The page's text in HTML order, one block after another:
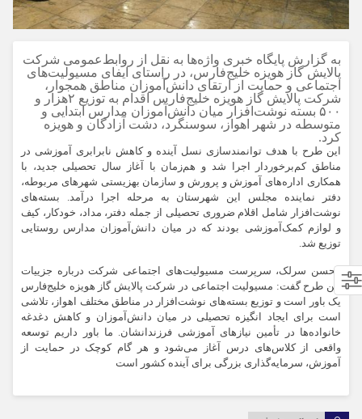
به گزارش پایگاه خبری واژه‌ها به نقل از روابط‌عمومی شرکت
پالایش گاز هویزه خلیج‌فارس، در راستای ایفای مسیولیت‌های
اجتماعی و حمایت از ارتقای دانش‌آموزان مناطق همجوار،
شرکت پالایش گاز هویزه خلیج‌فارس اقدام به توزیع ۲هزار و
۵۰۰ بسته نوشت‌افزار میان دانش‌آموزان مدارس ابتدایی و
متوسطه در شهر اهواز، سوسنگرد، دشت آزادگان و هویزه
کرد.
این طرح با هدف توانمندسازی نسل آینده و کاهش نابرابری آموزشی در
مناطق کم‌برخوردار اجرا شد و هم‌زمان با آغاز سال تحصیلی جدید، با
همکاری اداره‌های آموزش و پرورش و سازمان بهزیستی شهرهای مربوطه،
دفتر نماینده مجلس این شهرستان به مرحله اجرا درآمد. بسته‌های
نوشت‌افزار شامل اقلام ضروری تحصیلی از جمله دفتر، مداد، خودکار، کیف
و لوازم کمک‌آموزشی بودند که در میان دانش‌آموزان مدارس روستایی
توزیع شد.
محسن سرلک، سرپرست مسیولیت‌های اجتماعی شرکت درباره جزییات
این طرح گفت: مسیولیت اجتماعی در شرکت پالایش گاز هویزه خلیج‌فارس
یک باور است و توزیع بسته‌های نوشت‌افزار در مناطق مختلف اهواز، تلاشی
است برای ایجاد انگیزه تحصیلی در میان دانش‌آموزان و کاهش دغدغه
خانواده‌ها در تأمین نیازهای آموزشی فرزندانشان. ما باور داریم توسعه
واقعی از کلاس‌های درس آغاز می‌شود و هر گام کوچک در حمایت از
آموزش، سرمایه‌گذاری بزرگی برای آینده کشور است